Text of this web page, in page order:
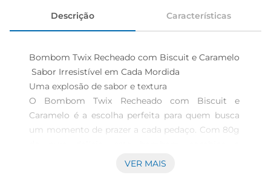
Descrição Características
Bombom Twix Recheado com Biscuit e Caramelo
Sabor Irresistível em Cada Mordida
Uma explosão de sabor e textura
O Bombom Twix Recheado com Biscuit e
Caramelo é a escolha perfeita para quem busca
um momento de prazer a cada pedaço. Com 80g
crocância do biscuit com o sabor inconfundível
VER MAIS